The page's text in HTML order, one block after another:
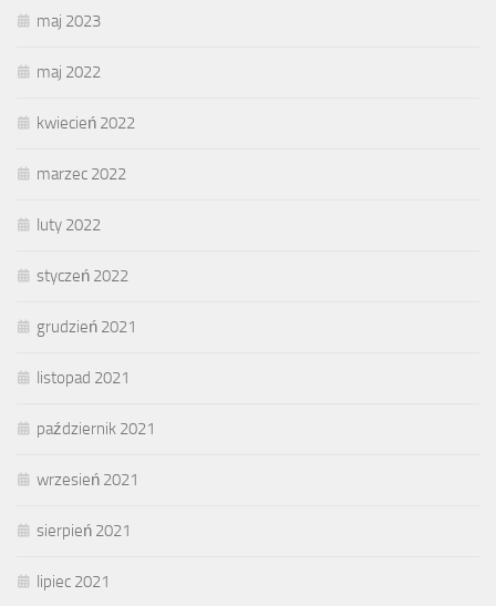
maj 2023
maj 2022
kwiecień 2022
marzec 2022
luty 2022
styczeń 2022
grudzień 2021
listopad 2021
październik 2021
wrzesień 2021
sierpień 2021
lipiec 2021